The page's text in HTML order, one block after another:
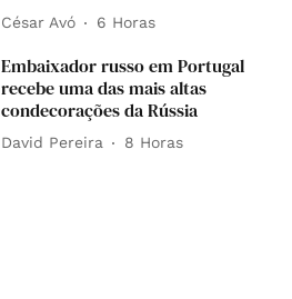
César Avó 6 Horas
Embaixador russo em Portugal
recebe uma das mais altas
condecorações da Rússia
David Pereira 8 Horas